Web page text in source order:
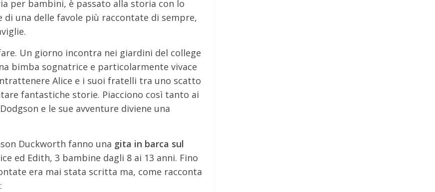
per bambini, è passato alla storia con lo
una delle favole più raccontate di sempre,
Un giorno incontra nei giardini del college
bimba sognatrice e particolarmente vivace
Alice e i suoi fratelli tra uno scatto
fantastiche storie. Piacciono così tanto ai
e le sue avventure diviene una
Duckworth fanno una gita in barca sul
ed Edith, 3 bambine dagli 8 ai 13 anni. Fino
era mai stata scritta ma, come racconta